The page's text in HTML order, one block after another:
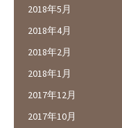
2018年5月
2018年4月
2018年2月
2018年1月
2017年12月
2017年10月